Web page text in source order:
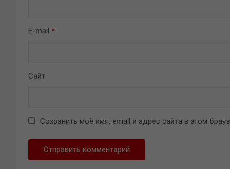
E-mail *
Сайт
Сохранить моё имя, email и адрес сайта в этом